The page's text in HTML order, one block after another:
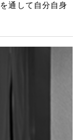
通して自分自身